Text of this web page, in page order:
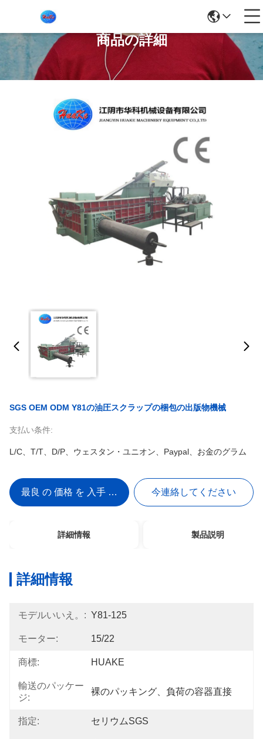
商品の詳細
SGS OEM ODM Y81の油圧スクラップの梱包の出版物機械
支払い条件:
L/C、T/T、D/P、ウェスタン・ユニオン、Paypal、お金のグラム
最良 の 価格 を 入手 する 今連絡してください
詳細情報 製品説明
詳細情報
モデルいいえ。: Y81-125
モーター: 15/22
商標: HUAKE
輸送のパッケー
ジ:
裸のパッキング、負荷の容器直接
指定: セリウムSGS